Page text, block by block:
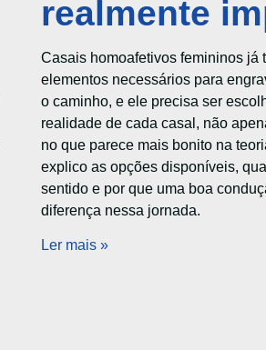
realmente
Casais homoafetivos femininos já
elementos necessários para
o caminho, e ele precisa ser
realidade de cada casal, não
no que parece mais bonito na
explico as opções disponíveis,
sentido e por que uma boa
diferença nessa jornada.
Ler mais »